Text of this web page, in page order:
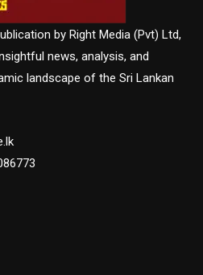
by Right Media (Pvt) Ltd,
news, analysis, and
landscape of the Sri Lankan